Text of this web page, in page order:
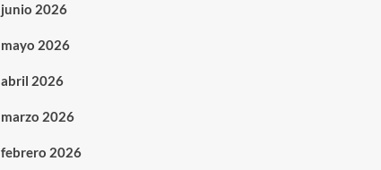
junio 2026
mayo 2026
abril 2026
marzo 2026
febrero 2026